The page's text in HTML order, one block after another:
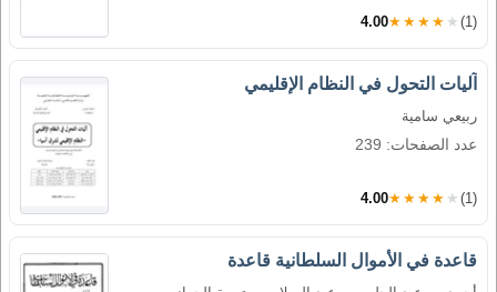
4.00★★★★★ (1)
آليات التحول في النظام الإقليمي
ربيعي سامية
عدد الصفحات: 239
4.00★★★★★ (1)
قاعدة في الأموال السلطانية قاعدة